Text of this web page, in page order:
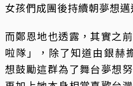
女孩們成團後持續朝夢想邁
而鄭恩地也透露，其實之
啦隊」，除了知道由銀赫
想鼓勵這群為了舞台夢想